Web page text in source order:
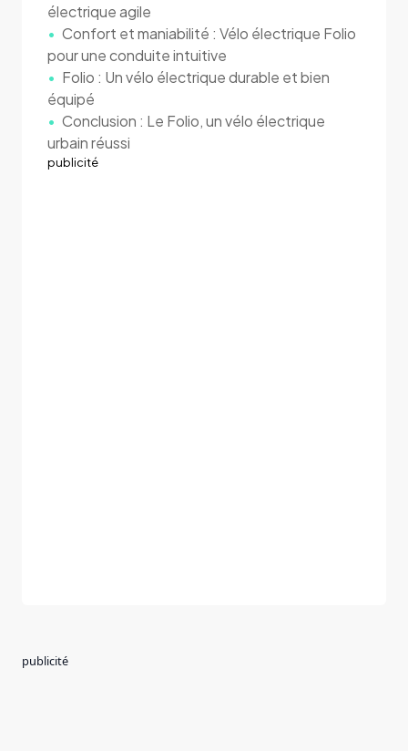
électrique agile
Confort et maniabilité : Vélo électrique Folio
pour une conduite intuitive
Folio : Un vélo électrique durable et bien
équipé
Conclusion : Le Folio, un vélo électrique
urbain réussi
publicité
publicité